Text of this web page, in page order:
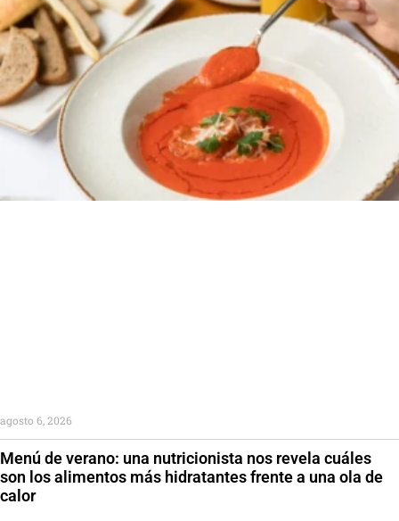
Menú de verano: una nutricionista nos revela cuáles
son los alimentos más hidratantes frente a una ola de
calor
agosto 6, 2026